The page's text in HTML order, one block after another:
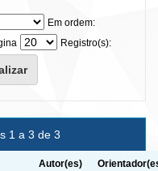
Em ordem:
Registro(s):
1 a 3 de 3
Autor(es)